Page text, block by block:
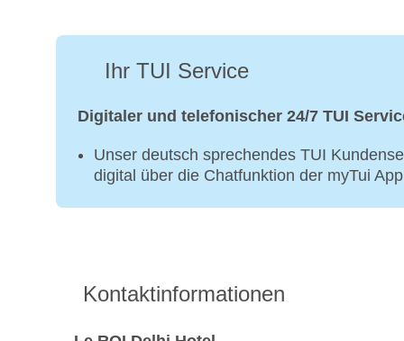
Ihr TUI Service
Digitaler und telefonischer 24/7 TUI
Unser deutsch sprechendes TUI
digital über die Chatfunktion der myTui
Kontaktinformationen